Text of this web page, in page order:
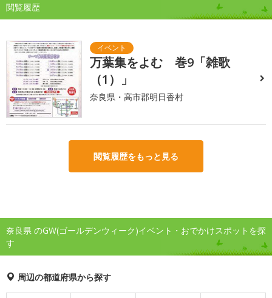
閲覧履歴
万葉集をよむ 巻9「雑歌
（1）」
奈良県・高市郡明日香村
閲覧履歴をもっと見る
奈良県 のGW(ゴールデンウィーク)イベント・おでかけスポットを探
す
周辺の都道府県から探す